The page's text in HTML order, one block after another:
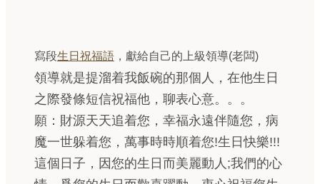
寫段生日祝福語 ，獻給自己的上級領導(老闆)
領導就是提溜着我飯碗的那個人，在他生日
之際發條短信祝福他，聊表心意。。。
願：財源天天追着您，幸福永遠伴隨您，病
魔一世躲着您，萬事時時順着您!生日快樂!!!
這個日子，因‌您的生日而美麗動人;我們的心